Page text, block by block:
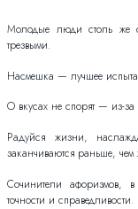
Молодые люди столь же
трезвыми.
Насмешка — лучшее
О вкусах не спорят — из-за
Радуйся жизни,
заканчиваются раньше, чем
Сочинители афоризмов,
точности и справедливости.